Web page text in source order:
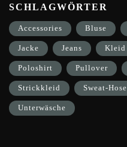
SCHLAGWÖRTER
Accessories Bluse
Jacke Jeans Kleid
Poloshirt Pullover
Strickkleid Sweat-Hose
Unterwäsche